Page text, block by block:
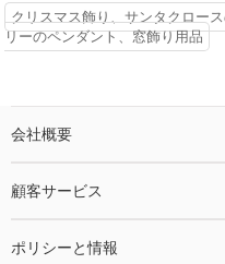
クリスマス飾り、サンタクロー
リーのペンダント、窓飾り用品
会社概要
顧客サービス
ポリシーと情報